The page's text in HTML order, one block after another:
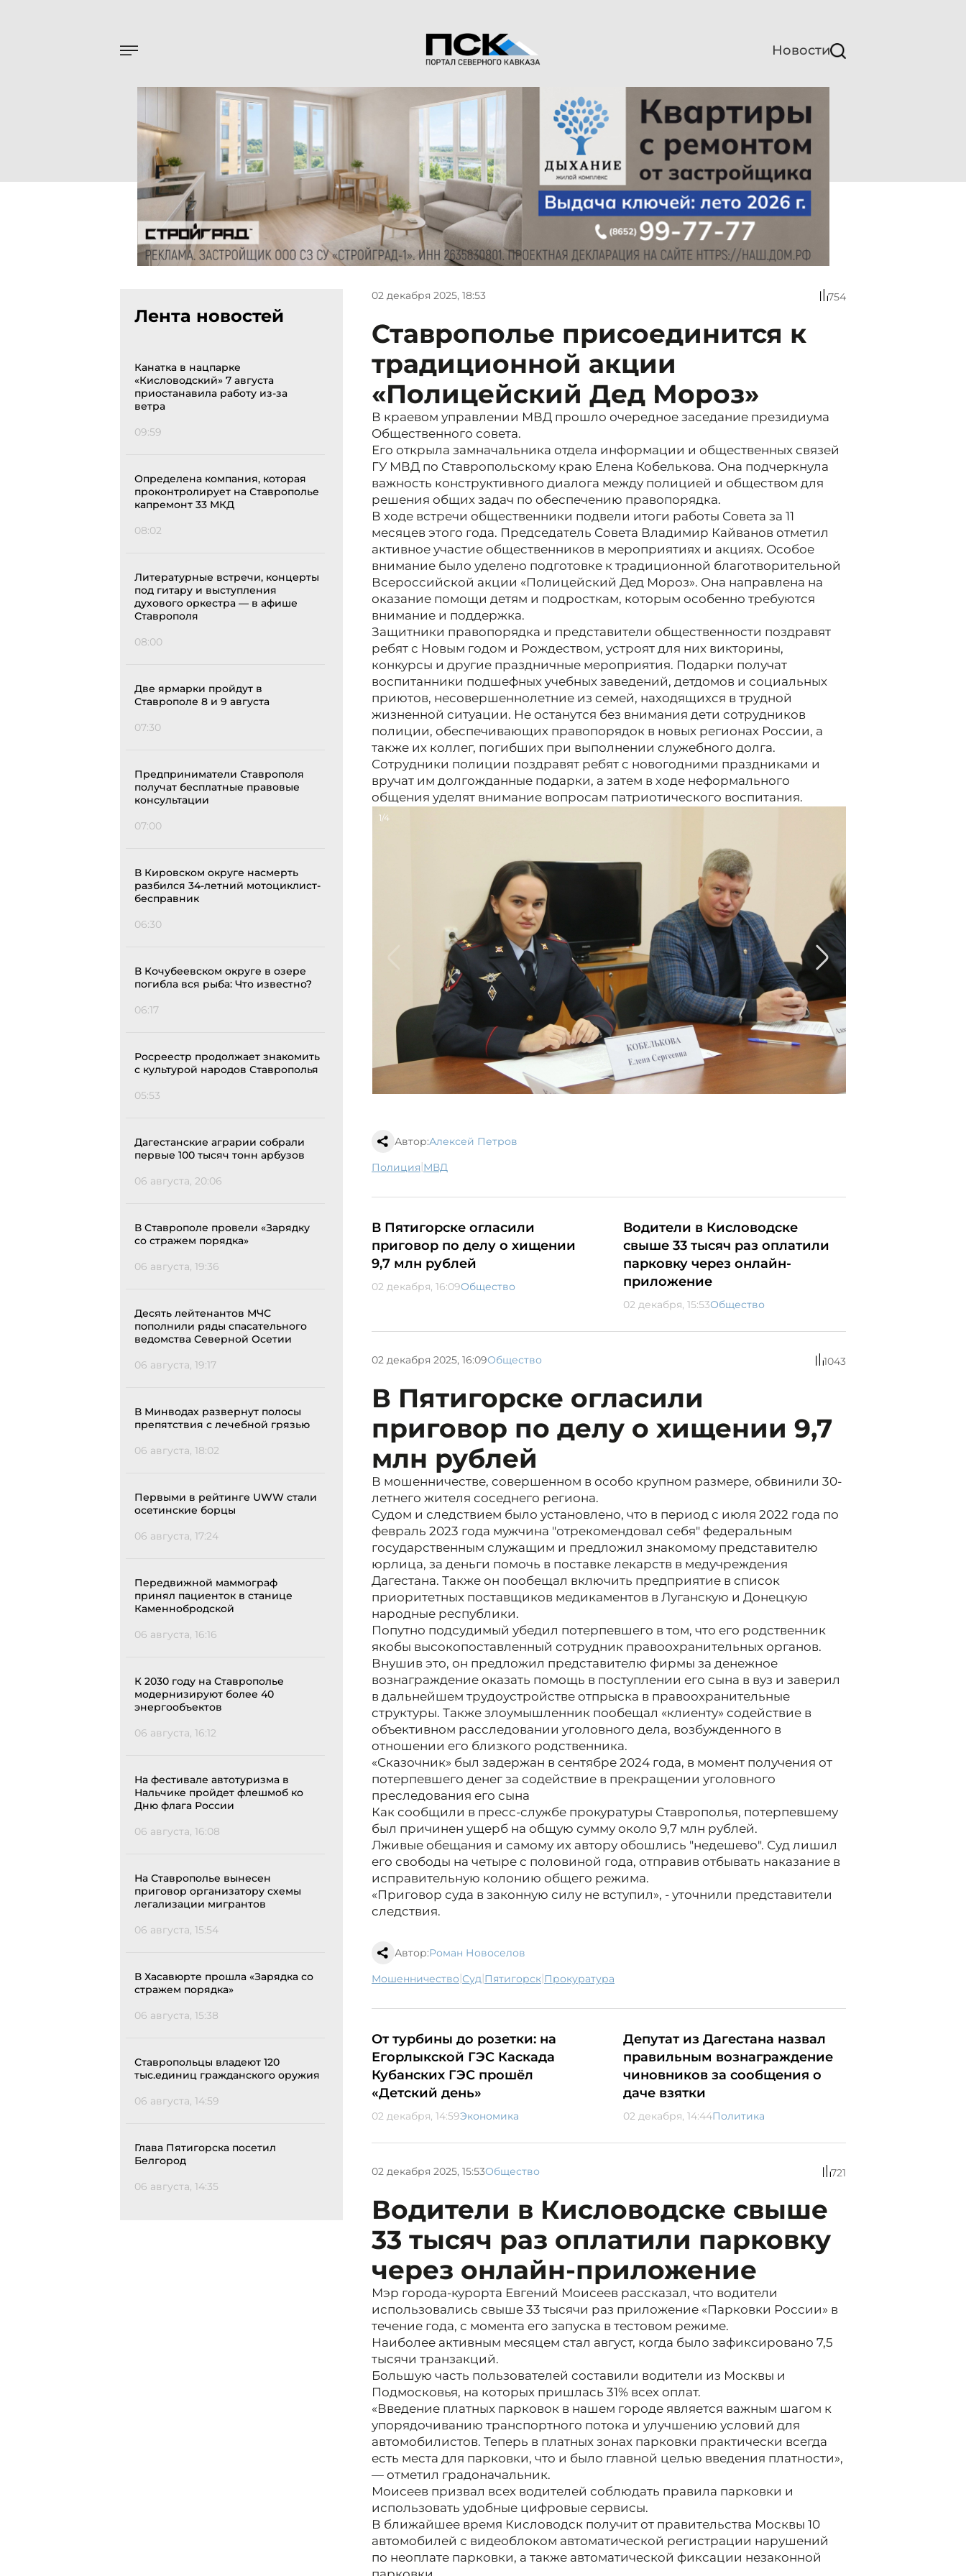
Новости
Лента новостей
Канатка в нацпарке
«Кисловодский» 7 августа
приостанавила работу из-за
ветра
09:59
Определена компания, которая
проконтролирует на Ставрополье
капремонт 33 МКД
08:02
Литературные встречи, концерты
под гитару и выступления
духового оркестра — в афише
Ставрополя
08:00
Две ярмарки пройдут в
Ставрополе 8 и 9 августа
07:30
Предприниматели Ставрополя
получат бесплатные правовые
консультации
07:00
В Кировском округе насмерть
разбился 34-летний мотоциклист-
бесправник
06:30
В Кочубеевском округе в озере
погибла вся рыба: Что известно?
06:17
Росреестр продолжает знакомить
с культурой народов Ставрополья
05:53
Дагестанские аграрии собрали
первые 100 тысяч тонн арбузов
06 августа, 20:06
В Ставрополе провели «Зарядку
со стражем порядка»
06 августа, 19:36
Десять лейтенантов МЧС
пополнили ряды спасательного
ведомства Северной Осетии
06 августа, 19:17
В Минводах развернут полосы
препятствия с лечебной грязью
06 августа, 18:02
Первыми в рейтинге UWW стали
осетинские борцы
06 августа, 17:24
Передвижной маммограф
принял пациенток в станице
Каменнобродской
06 августа, 16:16
К 2030 году на Ставрополье
модернизируют более 40
энергообъектов
06 августа, 16:12
На фестивале автотуризма в
Нальчике пройдет флешмоб ко
Дню флага России
06 августа, 16:08
На Ставрополье вынесен
приговор организатору схемы
легализации мигрантов
06 августа, 15:54
В Хасавюрте прошла «Зарядка со
стражем порядка»
06 августа, 15:38
Ставропольцы владеют 120
тыс.единиц гражданского оружия
06 августа, 14:59
Глава Пятигорска посетил
Белгород
06 августа, 14:35
02 декабря 2025, 18:53 754
Ставрополье присоединится к
традиционной акции
«Полицейский Дед Мороз»
В краевом управлении МВД прошло очередное заседание президиума
Общественного совета.
Его открыла замначальника отдела информации и общественных связей
ГУ МВД по Ставропольскому краю Елена Кобелькова. Она подчеркнула
важность конструктивного диалога между полицией и обществом для
решения общих задач по обеспечению правопорядка.
В ходе встречи общественники подвели итоги работы Совета за 11
месяцев этого года. Председатель Совета Владимир Кайванов отметил
активное участие общественников в мероприятиях и акциях. Особое
внимание было уделено подготовке к традиционной благотворительной
Всероссийской акции «Полицейский Дед Мороз». Она направлена на
оказание помощи детям и подросткам, которым особенно требуются
внимание и поддержка.
Защитники правопорядка и представители общественности поздравят
ребят с Новым годом и Рождеством, устроят для них викторины,
конкурсы и другие праздничные мероприятия. Подарки получат
воспитанники подшефных учебных заведений, детдомов и социальных
приютов, несовершеннолетние из семей, находящихся в трудной
жизненной ситуации. Не останутся без внимания дети сотрудников
полиции, обеспечивающих правопорядок в новых регионах России, а
также их коллег, погибших при выполнении служебного долга.
Сотрудники полиции поздравят ребят с новогодними праздниками и
вручат им долгожданные подарки, а затем в ходе неформального
общения уделят внимание вопросам патриотического воспитания.
1/4
Автор:Алексей Петров
полиция| МВД
В Пятигорске огласили
приговор по делу о хищении
9,7 млн рублей
02 декабря, 16:09Общество
Водители в Кисловодске
свыше 33 тысяч раз оплатили
парковку через онлайн-
приложение
02 декабря, 15:53Общество
02 декабря 2025, 16:09Общество 1043
В Пятигорске огласили
приговор по делу о хищении 9,7
млн рублей
В мошенничестве, совершенном в особо крупном размере, обвинили 30-
летнего жителя соседнего региона.
Судом и следствием было установлено, что в период с июля 2022 года по
февраль 2023 года мужчина "отрекомендовал себя" федеральным
государственным служащим и предложил знакомому представителю
юрлица, за деньги помочь в поставке лекарств в медучреждения
Дагестана. Также он пообещал включить предприятие в список
приоритетных поставщиков медикаментов в Луганскую и Донецкую
народные республики.
Попутно подсудимый убедил потерпевшего в том, что его родственник
якобы высокопоставленный сотрудник правоохранительных органов.
Внушив это, он предложил представителю фирмы за денежное
вознаграждение оказать помощь в поступлении его сына в вуз и заверил
в дальнейшем трудоустройстве отпрыска в правоохранительные
структуры. Также злоумышленник пообещал «клиенту» содействие в
объективном расследовании уголовного дела, возбужденного в
отношении его близкого родственника.
«Сказочник» был задержан в сентябре 2024 года, в момент получения от
потерпевшего денег за содействие в прекращении уголовного
преследования его сына
Как сообщили в пресс-службе прокуратуры Ставрополья, потерпевшему
был причинен ущерб на общую сумму около 9,7 млн рублей.
Лживые обещания и самому их автору обошлись "недешево". Суд лишил
его свободы на четыре с половиной года, отправив отбывать наказание в
исправительную колонию общего режима.
«Приговор суда в законную силу не вступил», - уточнили представители
следствия.
Автор:Роман Новоселов
мошенничество| суд| Пятигорск| прокуратура
От турбины до розетки: на
Егорлыкской ГЭС Каскада
Кубанских ГЭС прошёл
«Детский день»
02 декабря, 14:59Экономика
Депутат из Дагестана назвал
правильным вознаграждение
чиновников за сообщения о
даче взятки
02 декабря, 14:44Политика
02 декабря 2025, 15:53Общество 721
Водители в Кисловодске свыше
33 тысяч раз оплатили парковку
через онлайн-приложение
Мэр города-курорта Евгений Моисеев рассказал, что водители
использовались свыше 33 тысячи раз приложение «Парковки России» в
течение года, с момента его запуска в тестовом режиме.
Наиболее активным месяцем стал август, когда было зафиксировано 7,5
тысячи транзакций.
Большую часть пользователей составили водители из Москвы и
Подмосковья, на которых пришлась 31% всех оплат.
«Введение платных парковок в нашем городе является важным шагом к
упорядочиванию транспортного потока и улучшению условий для
автомобилистов. Теперь в платных зонах парковки практически всегда
есть места для парковки, что и было главной целью введения платности»,
— отметил градоначальник.
Моисеев призвал всех водителей соблюдать правила парковки и
использовать удобные цифровые сервисы.
В ближайшее время Кисловодск получит от правительства Москвы 10
автомобилей с видеоблоком автоматической регистрации нарушений
по неоплате парковки, а также автоматической фиксации незаконной